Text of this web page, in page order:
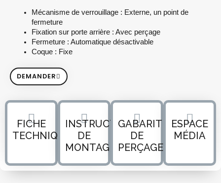
Mécanisme de verrouillage : Externe, un point de
fermeture
Fixation sur porte arrière : Avec perçage
Fermeture : Automatique désactivable
Coque : Fixe
DEMANDER
FICHE
TECHNIQUE
INSTRUCTIONS
DE
MONTAGE
GABARIT
DE
PERÇAGE
ESPACE
MÉDIA